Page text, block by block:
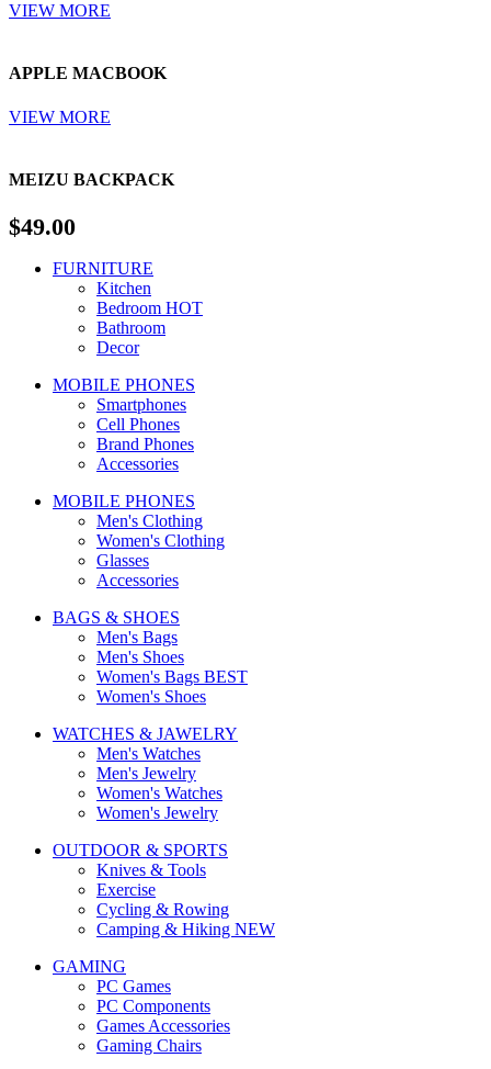
VIEW MORE
APPLE MACBOOK
VIEW MORE
MEIZU BACKPACK
$49.00
FURNITURE
Kitchen
Bedroom HOT
Bathroom
Decor
MOBILE PHONES
Smartphones
Cell Phones
Brand Phones
Accessories
MOBILE PHONES
Men's Clothing
Women's Clothing
Glasses
Accessories
BAGS & SHOES
Men's Bags
Men's Shoes
Women's Bags BEST
Women's Shoes
WATCHES & JAWELRY
Men's Watches
Men's Jewelry
Women's Watches
Women's Jewelry
OUTDOOR & SPORTS
Knives & Tools
Exercise
Cycling & Rowing
Camping & Hiking NEW
GAMING
PC Games
PC Components
Games Accessories
Gaming Chairs